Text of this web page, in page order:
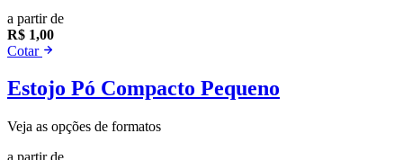
a partir de
R$ 1,00
Cotar
Estojo Pó Compacto Pequeno
Veja as opções de formatos